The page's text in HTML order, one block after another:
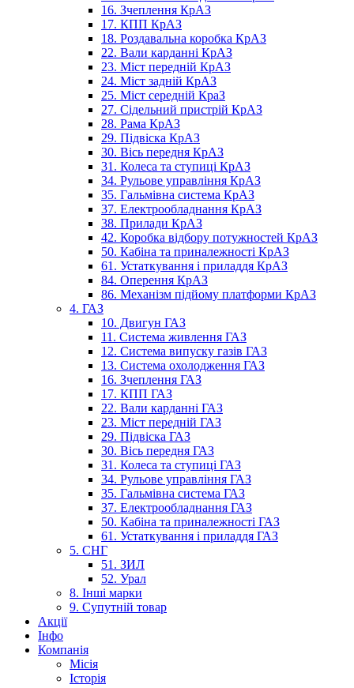
16. Зчеплення КрАЗ
17. КПП КрАЗ
18. Роздавальна коробка КрАЗ
22. Вали карданні КрАЗ
23. Міст передній КрАЗ
24. Міст задній КрАЗ
25. Міст середній КраЗ
27. Сідельний пристрій КрАЗ
28. Рама КрАЗ
29. Підвіска КрАЗ
30. Вісь передня КрАЗ
31. Колеса та ступиці КрАЗ
34. Рульове управління КрАЗ
35. Гальмівна система КрАЗ
37. Електрообладнання КрАЗ
38. Прилади КрАЗ
42. Коробка відбору потужностей КрАЗ
50. Кабіна та приналежності КрАЗ
61. Устаткування і приладдя КрАЗ
84. Оперення КрАЗ
86. Механізм підйому платформи КрАЗ
4. ГАЗ
10. Двигун ГАЗ
11. Система живлення ГАЗ
12. Система випуску газів ГАЗ
13. Система охолодження ГАЗ
16. Зчеплення ГАЗ
17. КПП ГАЗ
22. Вали карданні ГАЗ
23. Міст передній ГАЗ
29. Підвіска ГАЗ
30. Вісь передня ГАЗ
31. Колеса та ступиці ГАЗ
34. Рульове управління ГАЗ
35. Гальмівна система ГАЗ
37. Електрообладнання ГАЗ
50. Кабіна та приналежності ГАЗ
61. Устаткування і приладдя ГАЗ
5. СНГ
51. ЗИЛ
52. Урал
8. Інші марки
9. Супутній товар
Акції
Інфо
Компанія
Місія
Історія